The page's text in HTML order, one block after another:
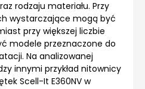
rodzaju materiału. Przy
wystarczające mogą być
przy większej liczbie
modele przeznaczone do
Na analizowanej
innymi przykład nitownicy
Scell-It E360NV w